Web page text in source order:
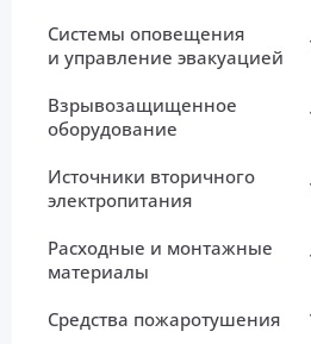
Системы оповещения
и управление эвакуацией
Взрывозащищенное
оборудование
Источники вторичного
электропитания
Расходные и монтажные
материалы
Средства пожаротушения